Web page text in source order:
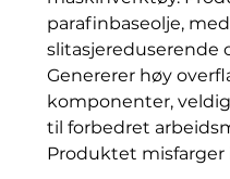
parafinbaseolje,
slitasjereduserende
Genererer høy
komponenter,
til forbedret
Produktet misfarger